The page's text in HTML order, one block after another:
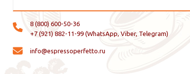
8 (800) 600-50-36
+7 (921) 882-11-99 (WhatsApp, Viber, Telegram)
info@espressoperfetto.ru